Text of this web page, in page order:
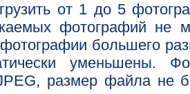
от 1 до 5
фотографий не
большего
уменьшены.
размер файла не